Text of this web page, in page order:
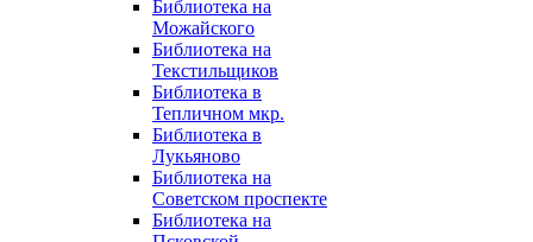
Библиотека на
Можайского
Библиотека на
Текстильщиков
Библиотека в
Тепличном мкр.
Библиотека в
Лукьяново
Библиотека на
Советском проспекте
Библиотека на